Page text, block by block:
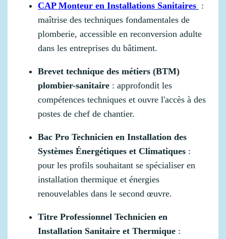
CAP Monteur en Installations Sanitaires :
maîtrise des techniques fondamentales de
plomberie, accessible en reconversion adulte
dans les entreprises du bâtiment.
Brevet technique des métiers (BTM)
plombier-sanitaire : approfondit les
compétences techniques et ouvre l'accès à des
postes de chef de chantier.
Bac Pro Technicien en Installation des
Systèmes Énergétiques et Climatiques :
pour les profils souhaitant se spécialiser en
installation thermique et énergies
renouvelables dans le second œuvre.
Titre Professionnel Technicien en
Installation Sanitaire et Thermique :